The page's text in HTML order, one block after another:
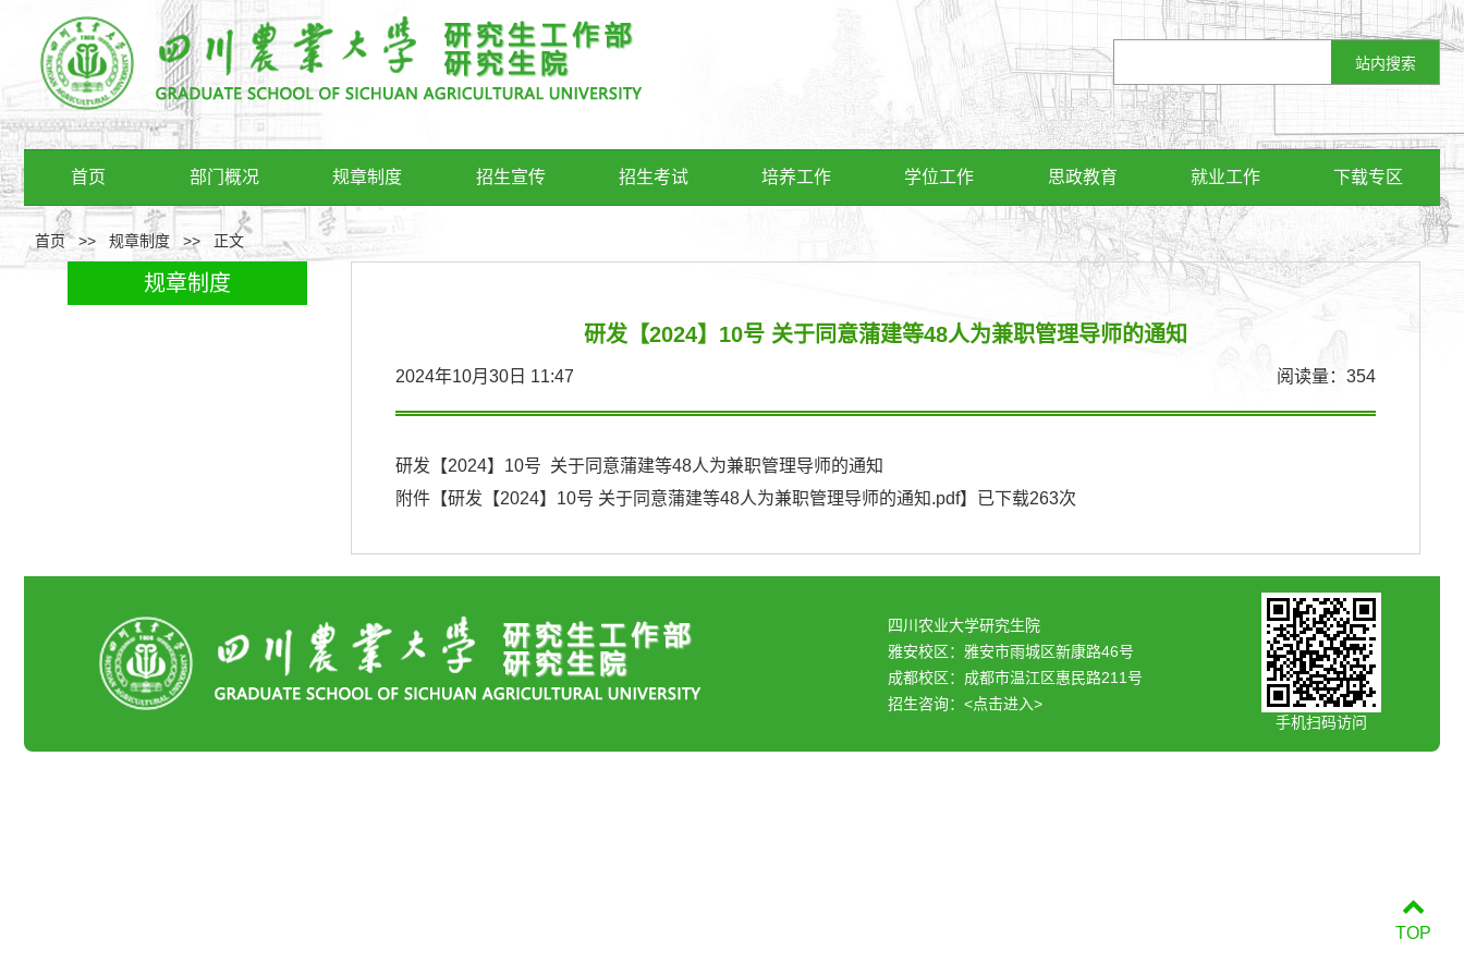
首页 部门概况 规章制度 招生宣传 招生考试 培养工作 学位工作 思政教育 就业工作 下载专区
首页>> 规章制度 >> 正文
规章制度
研发【2024】10号 关于同意蒲建等48人为兼职管理导师的通知
2024年10月30日 11:47 阅读量： 354
研发【2024】10号 关于同意蒲建等48人为兼职管理导师的通知
附件【研发【2024】10号 关于同意蒲建等48人为兼职管理导师的通知.pdf】已下载263次
四川农业大学研究生院
雅安校区：雅安市雨城区新康路46号
成都校区：成都市温江区惠民路211号
招生咨询： <点击进入>
手机扫码访问
TOP